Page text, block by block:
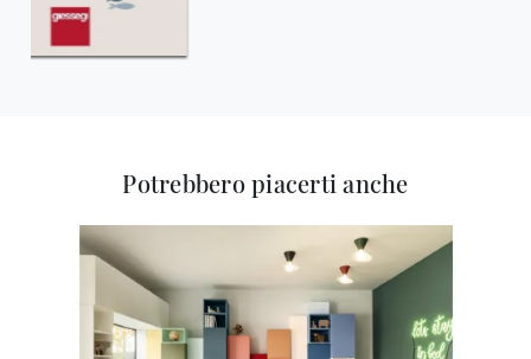
Potrebbero piacerti anche